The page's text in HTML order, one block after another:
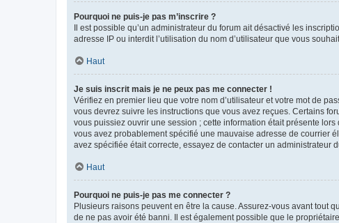
Pourquoi ne puis-je pas m’inscrire ?
Il est possible qu’un administrateur du forum ait désactivé les
adresse IP ou interdit l’utilisation du nom d’utilisateur que vous
Haut
Je suis inscrit mais je ne peux pas me connecter !
Vérifiez en premier lieu que votre nom d’utilisateur et votre mot de
vous devrez suivre les instructions que vous avez reçues. Certains
vous puissiez ouvrir une session ; cette information était présente
vous avez probablement spécifié une mauvaise adresse de courrier
avez spécifiée était correcte, essayez de contacter un administrateur
Haut
Pourquoi ne puis-je pas me connecter ?
Plusieurs raisons peuvent en être la cause. Assurez-vous avant tout
de ne pas avoir été banni. Il est également possible que le